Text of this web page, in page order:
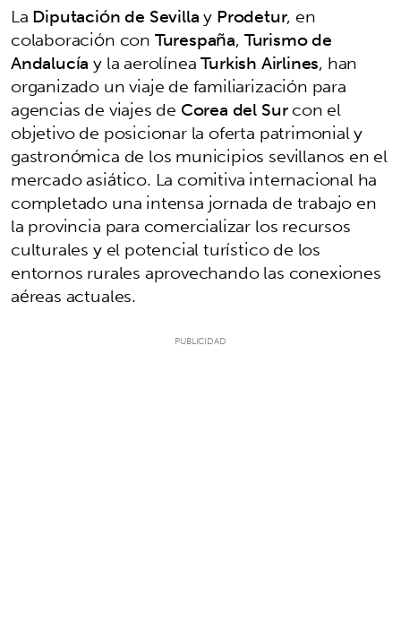
LaDiputación de SevillayProdetur, en
colaboración conTurespaña,Turismo de
Andalucíay la aerolíneaTurkish Airlines, han
organizado un viaje de familiarización para
agencias de viajes de Corea del Surcon el
objetivo de posicionar la oferta patrimonial y
gastronómica de los municipios sevillanos en el
mercado asiático. La comitiva internacional ha
completado una intensa jornada de trabajo en
la provincia para comercializar los recursos
culturales y el potencial turístico de los
entornos rurales aprovechando las conexiones
aéreas actuales.